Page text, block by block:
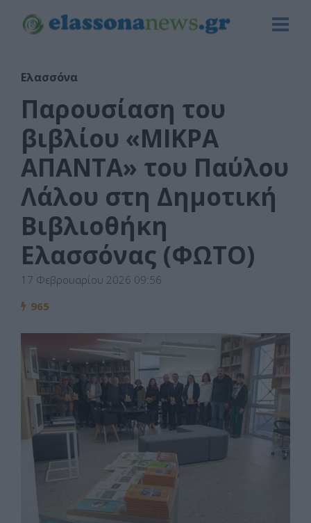
Ελασσόνα
Παρουσίαση του
βιβλίου «ΜΙΚΡΑ
ΑΠΑΝΤΑ» του Παύλου
Λάλου στη Δημοτική
Βιβλιοθήκη
Ελασσόνας (ΦΩΤΟ)
17 Φεβρουαρίου 2026 09:56
965